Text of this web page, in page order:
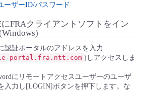
ーザーID/パスワード
FRAクライアントソフトをイン
認証ポータルのアドレスを入力
portal.fra.ntt.com )しアクセスしま
にリモートアクセスユーザーのユーザ
入力し[LOGIN]ボタンを押下します。な